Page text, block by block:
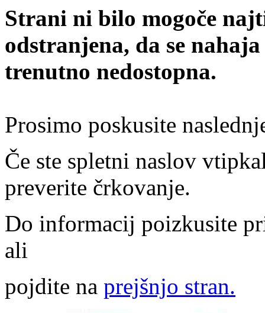
Strani ni bilo mogoče
odstranjena, da se
trenutno nedostopna.
Prosimo poskusite
Če ste spletni naslov
preverite črkovanje.
Do informacij poizkusite
ali
pojdite na prejšnjo stran.